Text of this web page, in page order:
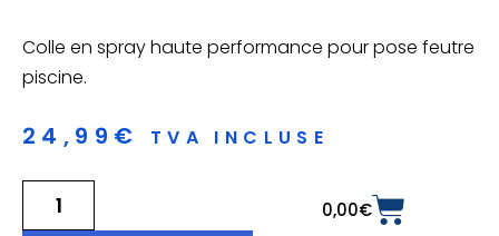
Colle en spray haute performance pour pose feutre
piscine.
24,99 € TVA INCLUSE
0,00€